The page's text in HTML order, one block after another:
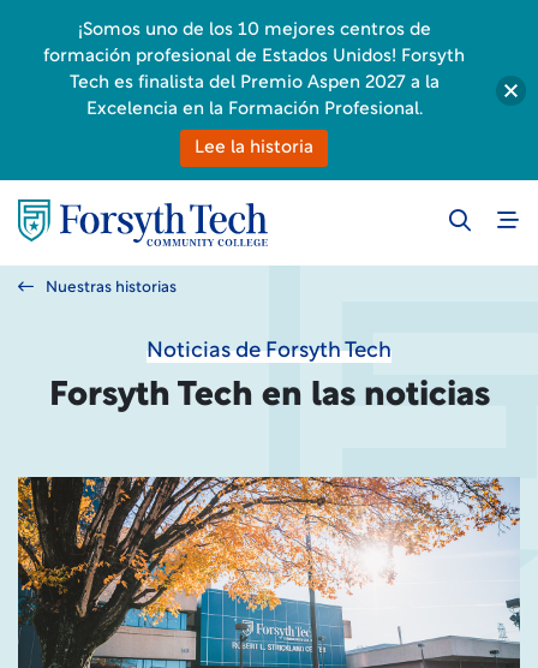
Nuestras historias
Noticias de Forsyth Tech
Forsyth Tech en las noticias
¡Somos uno de los 10 mejores centros de
formación profesional de Estados Unidos! Forsyth
Tech es finalista del Premio Aspen 2027 a la
Excelencia en la Formación Profesional.
Lee la historia